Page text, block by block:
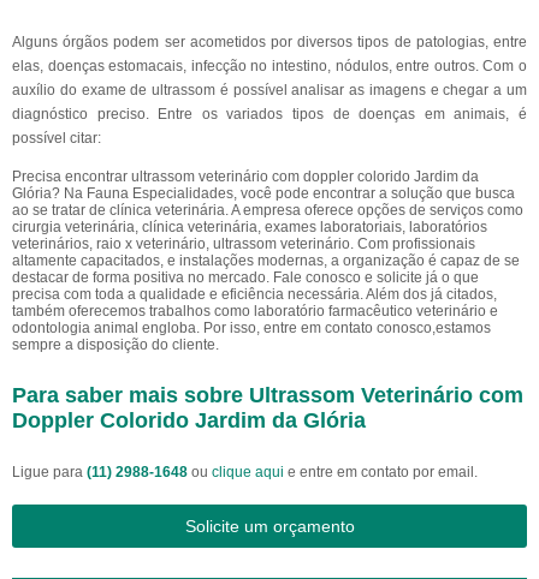
Alguns órgãos podem ser acometidos por diversos tipos de patologias, entre
elas, doenças estomacais, infecção no intestino, nódulos, entre outros. Com o
auxílio do exame de ultrassom é possível analisar as imagens e chegar a um
diagnóstico preciso. Entre os variados tipos de doenças em animais, é
possível citar:
Precisa encontrar ultrassom veterinário com doppler colorido Jardim da
Glória? Na Fauna Especialidades, você pode encontrar a solução que busca
ao se tratar de clínica veterinária. A empresa oferece opções de serviços como
cirurgia veterinária, clínica veterinária, exames laboratoriais, laboratórios
veterinários, raio x veterinário, ultrassom veterinário. Com profissionais
altamente capacitados, e instalações modernas, a organização é capaz de se
destacar de forma positiva no mercado. Fale conosco e solicite já o que
precisa com toda a qualidade e eficiência necessária. Além dos já citados,
também oferecemos trabalhos como laboratório farmacêutico veterinário e
odontologia animal engloba. Por isso, entre em contato conosco,estamos
sempre a disposição do cliente.
Para saber mais sobre Ultrassom Veterinário com
Doppler Colorido Jardim da Glória
Ligue para (11) 2988-1648 ou clique aqui e entre em contato por email.
Solicite um orçamento